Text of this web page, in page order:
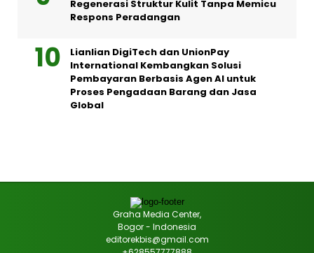
Regenerasi Struktur Kulit Tanpa Memicu
Respons Peradangan
Lianlian DigiTech dan UnionPay
International Kembangkan Solusi
Pembayaran Berbasis Agen AI untuk
Proses Pengadaan Barang dan Jasa
Global
Graha Media Center,
Bogor - Indonesia
editorekbis@gmail.com